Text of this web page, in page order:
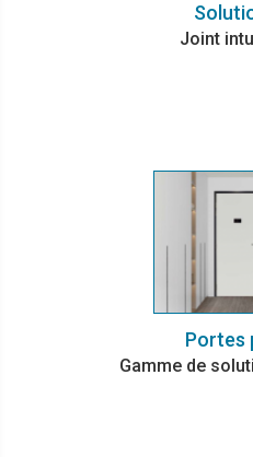
Joint
Portes
Gamme de